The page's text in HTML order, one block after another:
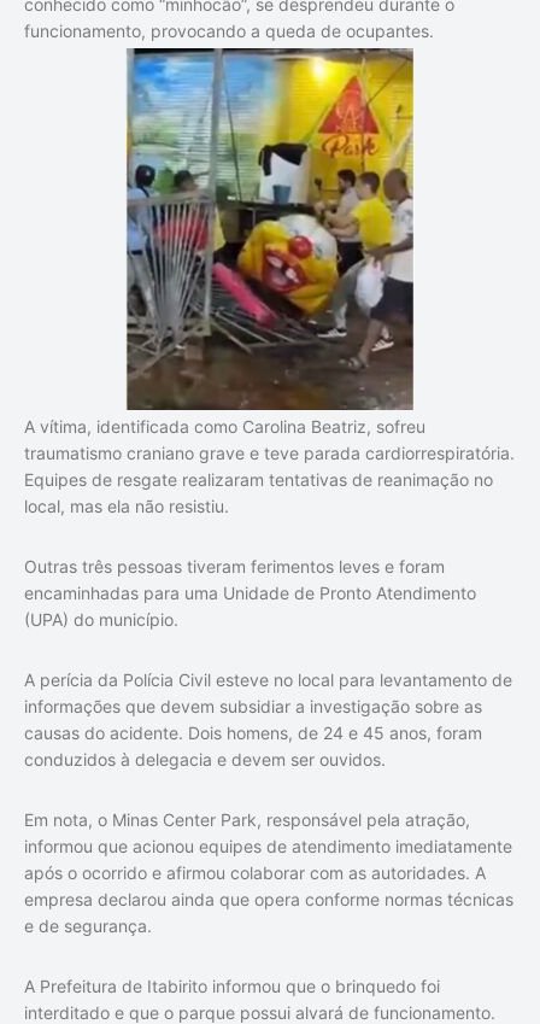
conhecido como “minhocão”, se desprendeu durante o
funcionamento, provocando a queda de ocupantes.
A vítima, identificada como Carolina Beatriz, sofreu
traumatismo craniano grave e teve parada cardiorrespiratória.
Equipes de resgate realizaram tentativas de reanimação no
local, mas ela não resistiu.
Outras três pessoas tiveram ferimentos leves e foram
encaminhadas para uma Unidade de Pronto Atendimento
(UPA) do município.
A perícia da Polícia Civil esteve no local para levantamento de
informações que devem subsidiar a investigação sobre as
causas do acidente. Dois homens, de 24 e 45 anos, foram
conduzidos à delegacia e devem ser ouvidos.
Em nota, o Minas Center Park, responsável pela atração,
informou que acionou equipes de atendimento imediatamente
após o ocorrido e afirmou colaborar com as autoridades. A
empresa declarou ainda que opera conforme normas técnicas
e de segurança.
A Prefeitura de Itabirito informou que o brinquedo foi
interditado e que o parque possui alvará de funcionamento.